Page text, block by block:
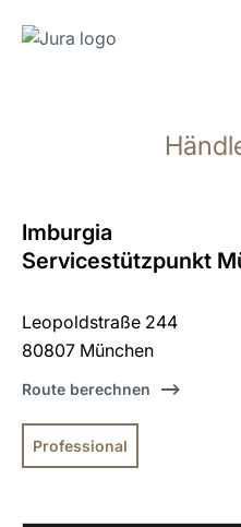
wechseln
Imburgia
Servicestützpunkt
Leopoldstraße 244
80807 München
Route berechnen
Professional